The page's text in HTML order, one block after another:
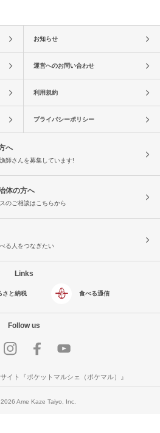
お知らせ
運営へのお問い合わせ
利用規約
プライバシーポリシー
へ
師さんを募集しています!
体の方へ
のご相談はこちらから
る人をつなぎたい
Links
さと納税 食べる通信
Follow us
イト『ポケットマルシェ（ポケマル）』
Ame Kaze Taiyo, Inc.